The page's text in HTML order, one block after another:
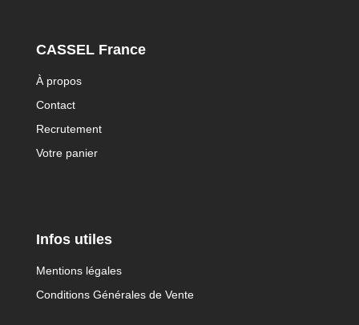
CASSEL France
À propos
Contact
Recrutement
Votre panier
Infos utiles
Mentions légales
Conditions Générales de Vente